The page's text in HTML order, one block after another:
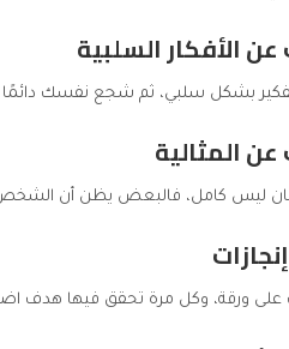
بشكل سلبي، ثم شجع نفسك دائمًا
ليس كامل، فالبعض يظن أن
على ورقة، وكل مرة تحقق فيها هدف